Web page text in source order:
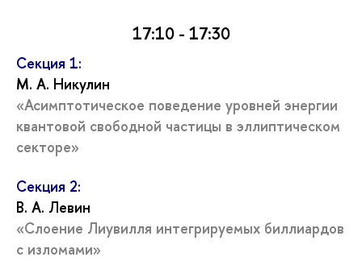
17:10 - 17:30
Секция 1:
М. А. Никулин
«Асимптотическое поведение уровней энергии
квантовой свободной частицы в эллиптическом
секторе»
Секция 2:
В. А. Левин
«Слоение Лиувилля интегрируемых биллиардов
с изломами»